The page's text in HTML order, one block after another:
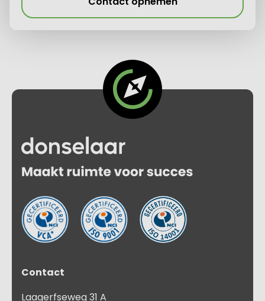
Contact
Laagerfseweg 31 A